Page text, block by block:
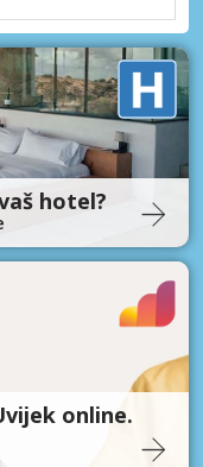
hotel?
online.